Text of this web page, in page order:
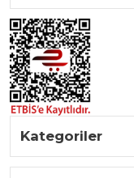
Kategoriler